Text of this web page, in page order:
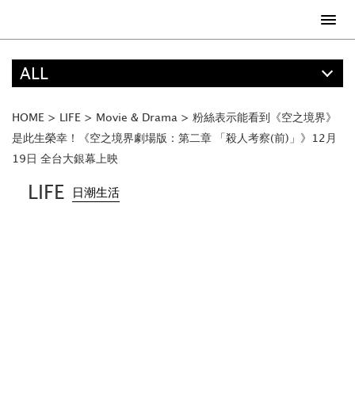
ALL
ANIME
FOOD
TRAVEL
HOME > LIFE > Movie & Drama > 粉絲表示能看到《空之境界》
是此生榮幸！《空之境界劇場版：第二章 「殺⼈考察(前)」》12月
19日 全台大銀幕上映
LIFE 日潮生活